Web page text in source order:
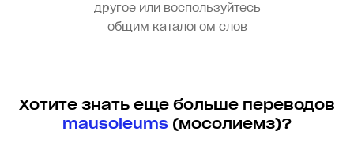
другое или воспользуйтесь
общим каталогом слов
Хотите знать еще больше переводов
mausoleums(мосолиемз)?